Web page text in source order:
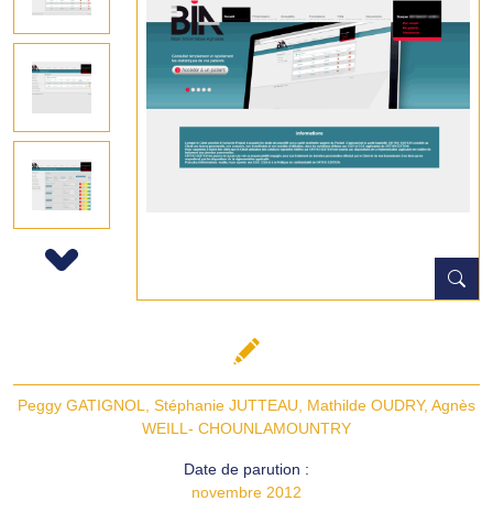
Next
Peggy GATIGNOL Stéphanie JUTTEAU Mathilde OUDRY, Agnès
WEILL- CHOUNLAMOUNTRY
Date de parution :
novembre 2012